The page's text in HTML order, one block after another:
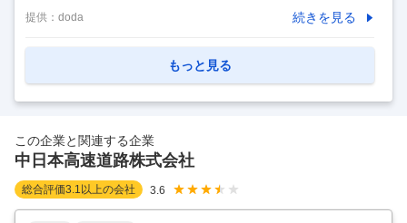
【仕事内容】 【全国】＜NEXCOで発注者へ＞高速道路PJT
して高速道路の企画～施工管理まで一貫して担当 ★土日祝休
ア形成 ■募集背景 老朽化した高速道路の大規模リニューアル
や渋滞対策、スマートIC整備など、社会インフラの高度化が
進む中、当社の担う役割はます …
提供： doda 続きを見る
もっと見る
この企業と関連する企業
中日本高速道路株式会社
総合評価3.1 以上の会社 3.6